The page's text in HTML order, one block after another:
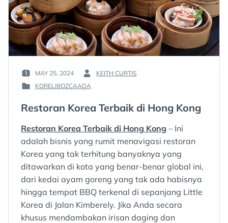
POSTED
ON
MAY 25, 2024
BY
:
KEITH CURTIS
POSTED
KORELIBOZCAADA
Restoran Korea Terbaik di Hong Kong
Restoran Korea Terbaik di Hong Kong – Ini
adalah bisnis yang rumit menavigasi restoran
Korea yang tak terhitung banyaknya yang
ditawarkan di kota yang benar-benar global ini,
dari kedai ayam goreng yang tak ada habisnya
hingga tempat BBQ terkenal di sepanjang Little
Korea di Jalan Kimberely. Jika Anda secara
khusus mendambakan irisan daging dan